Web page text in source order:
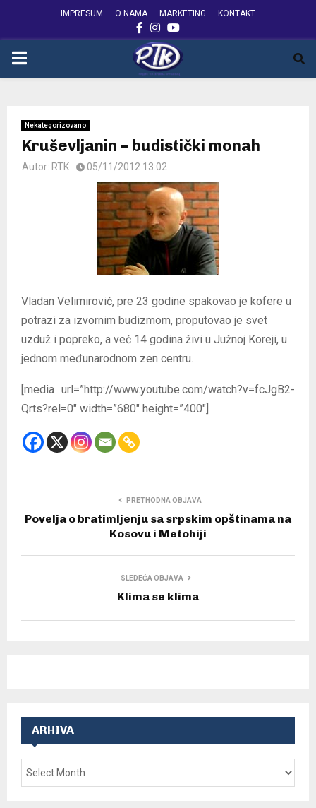
IMPRESUM O NAMA MARKETING KONTAKT
FACEBOOK
INSTAGRAM
YOUTUBE
PRIMARY
Nekategorizovano
Kruševljanin – budistički monah
Autor: RTK 05/11/2012 13:02
Vladan Velimirović, pre 23 godine spakovao je kofere u
potrazi za izvornim budizmom, proputovao je svet
uzduž i popreko, a već 14 godina živi u Južnoj Koreji, u
jednom međunarodnom zen centru.
[media url=”http://www.youtube.com/watch?v=fcJgB2-
Qrts?rel=0″ width=”680″ height=”400″]
PRETHODNA OBJAVA
Povelja o bratimljenju sa srpskim opštinama na
Kosovu i Metohiji
SLEDEĆA OBJAVA
Klima se klima
ARHIVA